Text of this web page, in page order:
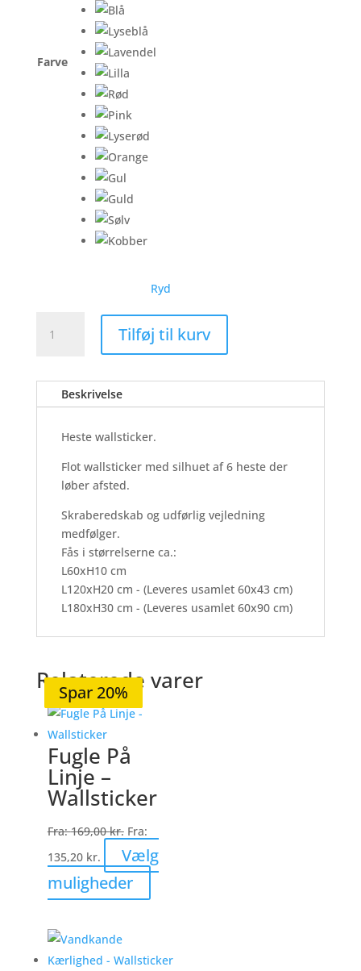
Farve
Ryd
Tilføj til kurv
Beskrivelse
Heste wallsticker.
Flot wallsticker med silhuet af 6 heste der
løber afsted.
Skraberedskab og udførlig vejledning
medfølger.
Fås i størrelserne ca.:
L60xH10 cm
L120xH20 cm - (Leveres usamlet 60x43 cm)
L180xH30 cm - (Leveres usamlet 60x90 cm)
Relaterede varer
Spar 19%
Fugle På
Linje –
Wallsticker
Fra:169,00kr. Fra:
135,20 kr.
Vælg
muligheder
vare
varianter.
Spar 20%
Spar 20%
Spar 20%
Spar 20%